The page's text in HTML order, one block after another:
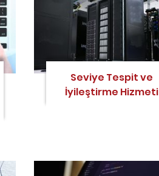
Seviye Tespit ve
İyileştirme Hizmeti